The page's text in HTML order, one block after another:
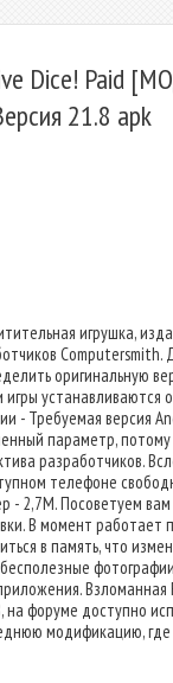
Dice! Paid
21.8 apk
игрушка,
Computersmith.
оригинальную
устанавливаются
- Требуемая версия
параметр,
разработчиков.
телефоне
- 2,7M. Посоветуем
В момент работает
в память, что
Взломанная
на форуме доступно
модификацию,